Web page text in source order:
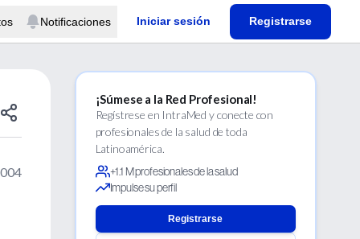
Notificaciones Iniciar sesión Registrarse
¡Súmese a la Red Profesional!
Regístrese en IntraMed y conecte con
profesionales de la salud de toda
Latinoamérica.
+1.1 M profesionales de la salud
Impulse su perfil
Registrarse